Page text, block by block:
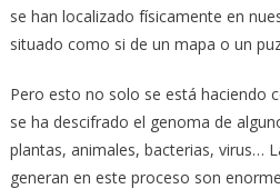
se han localizado físicamente en
situado como si de un mapa o un
Pero esto no solo se está haciendo
se ha descifrado el genoma de
plantas, animales, bacterias, virus…
generan en este proceso son